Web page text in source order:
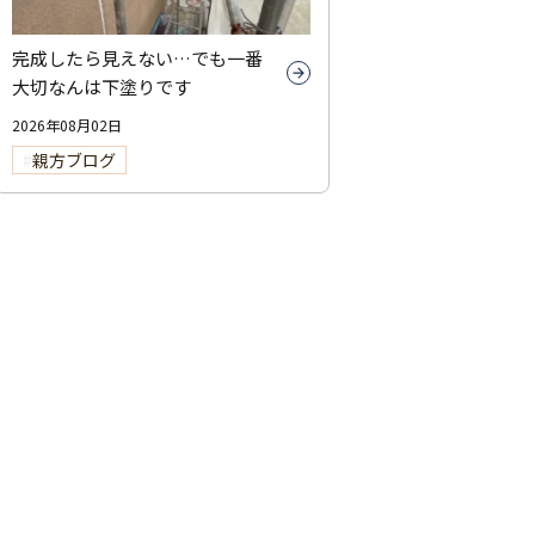
完成したら見えない…でも一番
大切なんは下塗りです
2026年08月02日
親方ブログ